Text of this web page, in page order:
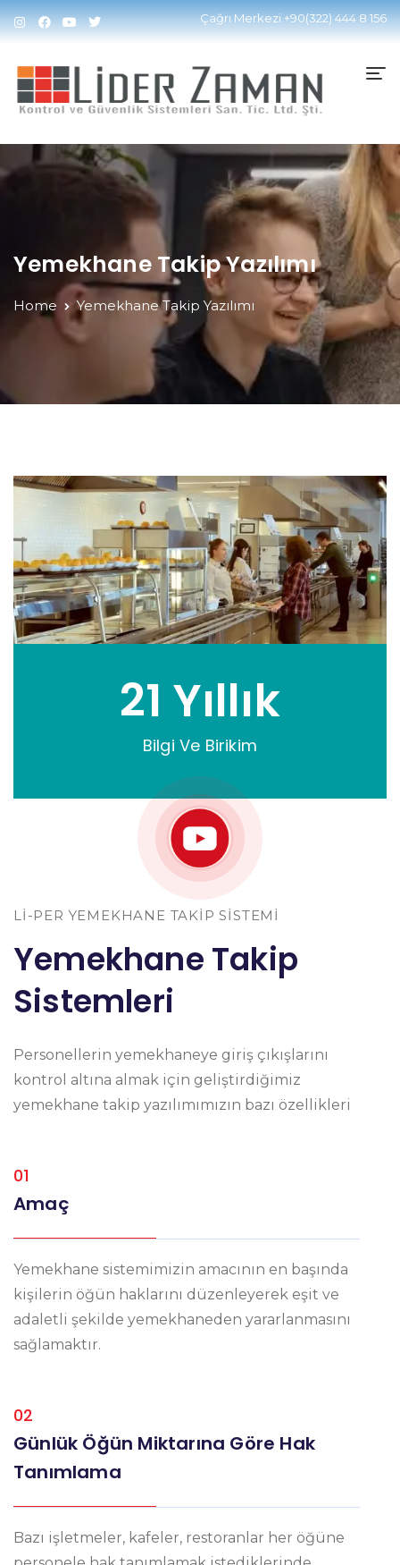
Çağrı Merkezi+90(322) 444 8 156
Yemekhane Takip Yazılımı
Home Yemekhane Takip Yazılımı
21 Yıllık
Bilgi Ve Birikim
LI-PER YEMEKHANE TAKIP SISTEMI
Yemekhane Takip
Sistemleri
Personellerin yemekhaneye giriş çıkışlarını
kontrol altına almak için geliştirdiğimiz
yemekhane takip yazılımımızın bazı özellikleri
01
Amaç
Yemekhane sistemimizin amacının en başında
kişilerin öğün haklarını düzenleyerek eşit ve
adaletli şekilde yemekhaneden yararlanmasını
sağlamaktır.
02
Günlük Öğün Miktarına Göre Hak
Tanımlama
Bazı işletmeler, kafeler, restoranlar her öğüne